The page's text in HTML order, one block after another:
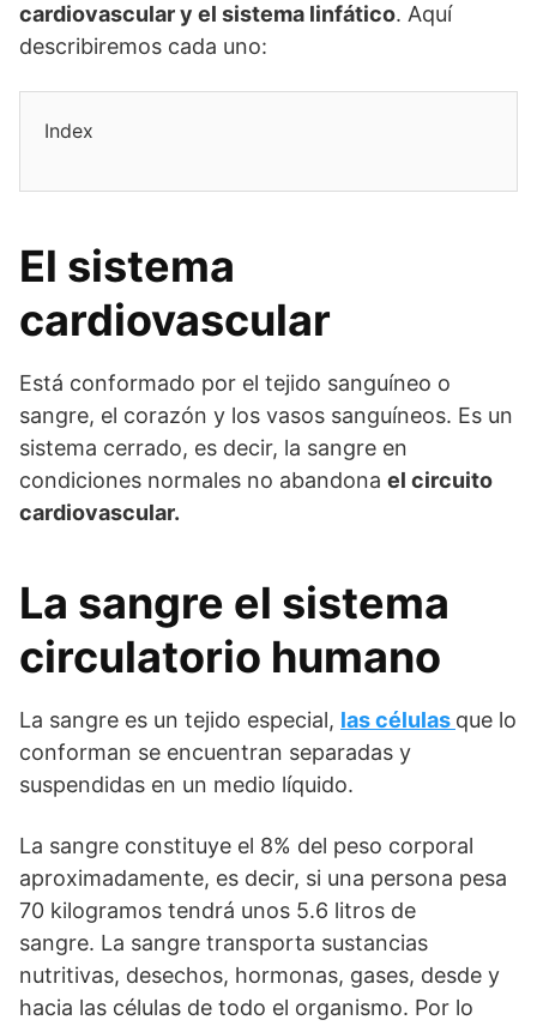
cardiovascular y el sistema linfático. Aquí
describiremos cada uno:
Index
El sistema
cardiovascular
Está conformado por el tejido sanguíneo o
sangre, el corazón y los vasos sanguíneos. Es un
sistema cerrado, es decir, la sangre en
condiciones normales no abandona el circuito
cardiovascular.
La sangre el sistema
circulatorio humano
La sangre es un tejido especial, las células que lo
conforman se encuentran separadas y
suspendidas en un medio líquido.
La sangre constituye el 8% del peso corporal
aproximadamente, es decir, si una persona pesa
70 kilogramos tendrá unos 5.6 litros de
sangre. La sangre transporta sustancias
nutritivas, desechos, hormonas, gases, desde y
hacia las células de todo el organismo. Por lo